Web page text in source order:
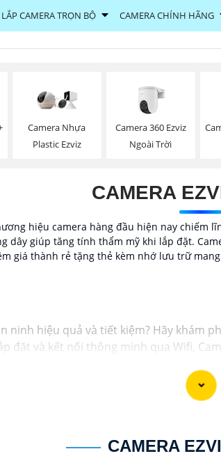
LẮP CAMERA TRỌN BỘ CAMERA CHÍNH HÃNG
Camera Nhựa
Plastic Ezviz
Camera 360 Ezviz
Ngoài Trời
CAMERA
hiệu camera hàng đầu hiện nay
dây giúp tăng tính thẩm mỹ khi lắp đặt.
giá thành rẻ tặng thẻ kèm nhớ lưu trữ
ninh hiệu quả và tiết kiệm? Hãy khám
đặt và kết nối thông minh qua Wifi,
lại chất lượng hình ảnh sắc nét và độ
Ezviz giá rẻ chính hãng để bảo vệ tài
CAMERA